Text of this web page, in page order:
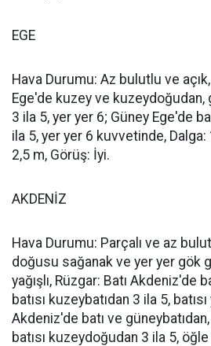
EGE
Hava Durumu: Az bulutlu ve
Ege'de kuzey ve kuzeydoğudan,
3 ila 5, yer yer 6; Güney Ege'de
ila 5, yer yer 6 kuvvetinde, Dalga:
2,5 m, Görüş: İyi.
AKDENİZ
Hava Durumu: Parçalı ve az
doğusu sağanak ve yer yer gök
yağışlı, Rüzgar: Batı Akdeniz'de
batısı kuzeybatıdan 3 ila 5,
Akdeniz'de batı ve
batısı kuzeydoğudan 3 ila 5,